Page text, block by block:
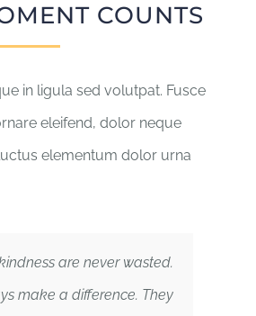
COUNTS
in ligula sed volutpat. Fusce
eleifend, dolor neque
elementum dolor urna
are never wasted.
make a difference. They